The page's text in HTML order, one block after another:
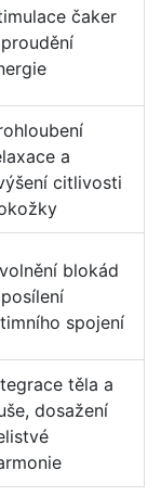
čaker
a
citlivosti
blokád
spojení
těla a
dosažení